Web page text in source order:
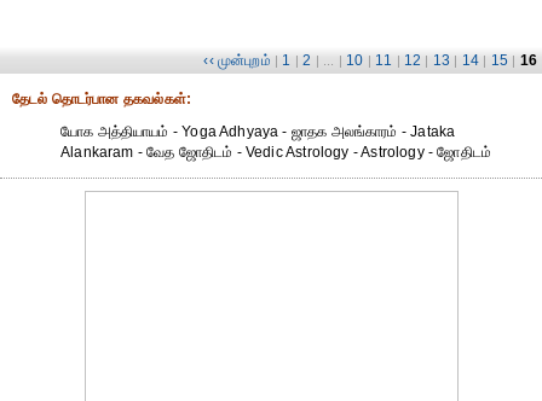
‹‹ முன்புறம் | 1 | 2 | ... | 10 | 11 | 12 | 13 | 14 | 15 | 16
தேட‌ல் தொட‌ர்பான தகவ‌ல்க‌ள்:
யோக அத்தியாயம் - Yoga Adhyaya - ஜாதக அலங்காரம் - Jataka
Alankaram - வேத ஜோதிடம் - Vedic Astrology - Astrology - ஜோதிடம்